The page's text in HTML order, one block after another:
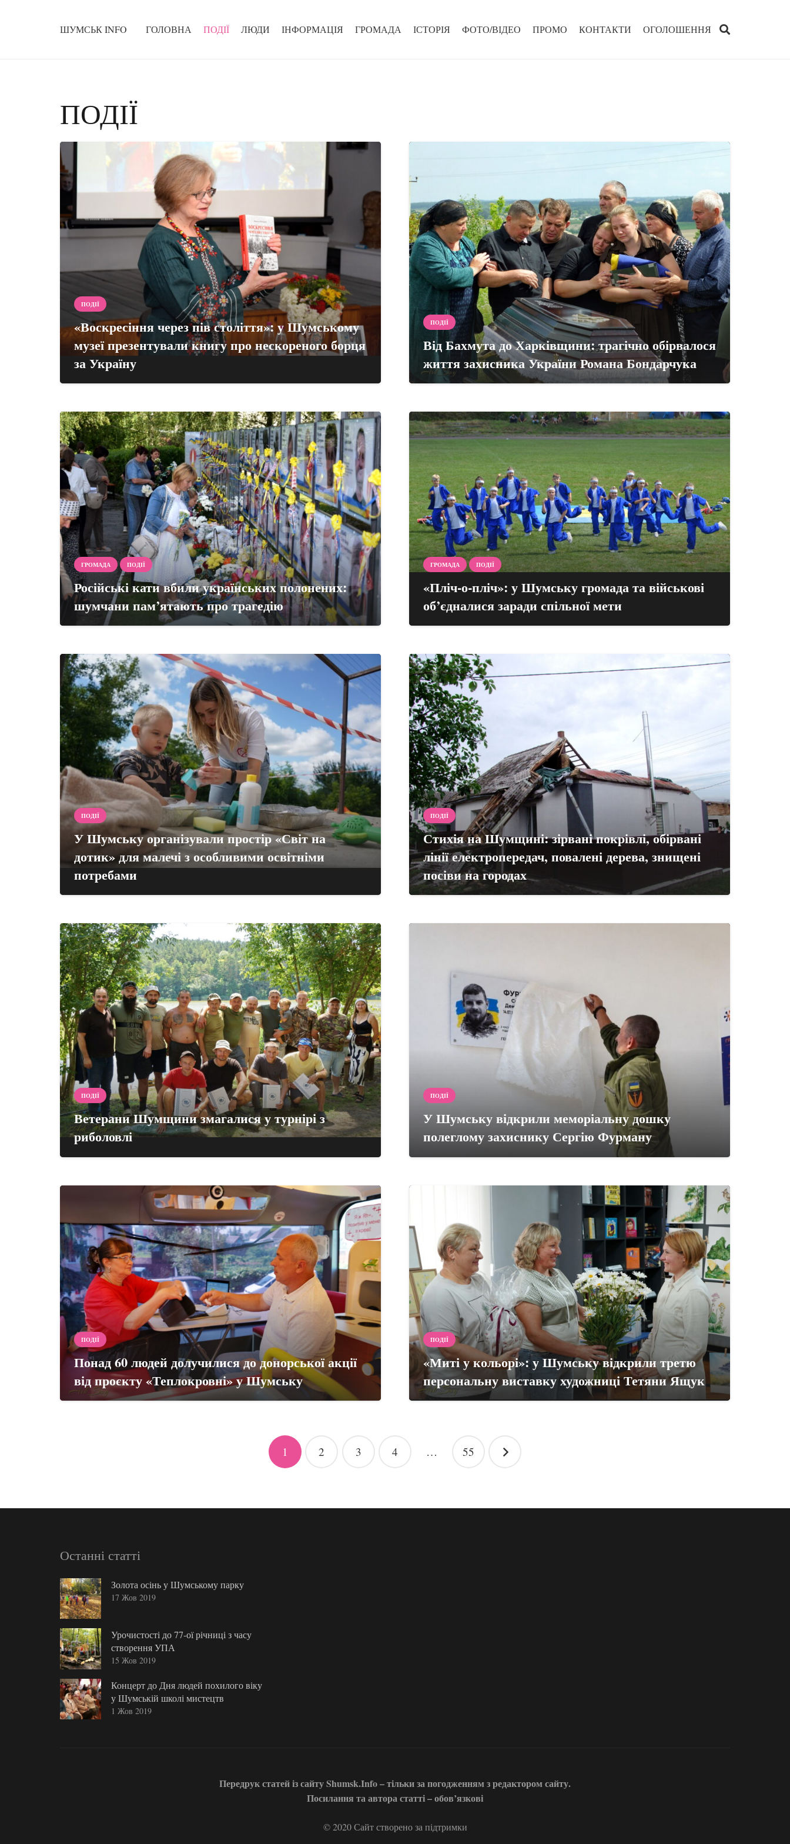
ШУМСЬК INFO ГОЛОВНА ПОДІЇ ЛЮДИ ІНФОРМАЦІЯ ГРОМАДА ІСТОРІЯ ФОТО/ВІДЕО ПРОМО КОНТАКТИ ОГОЛОШЕННЯ
ПОДІЇ
ПОДІЇ
«Воскресіння через пів століття»: у Шумському
музеї презентували книгу про нескореного борця
за Україну
ПОДІЇ
Від Бахмута до Харківщини: трагічно обірвалося
життя захисника України Романа Бондарчука
ГРОМАДА ПОДІЇ
Російські кати вбили українських полонених:
шумчани пам’ятають про трагедію
ГРОМАДА ПОДІЇ
«Пліч-о-пліч»: у Шумську громада та військові
об’єдналися заради спільної мети
ПОДІЇ
У Шумську організували простір «Світ на
дотик» для малечі з особливими освітніми
потребами
ПОДІЇ
Стихія на Шумщині: зірвані покрівлі, обірвані
лінії електропередач, повалені дерева, знищені
посіви на городах
ПОДІЇ
Ветерани Шумщини змагалися у турнірі з
риболовлі
ПОДІЇ
У Шумську відкрили меморіальну дошку
полеглому захиснику Сергію Фурману
ПОДІЇ
Понад 60 людей долучилися до донорської акції
від проєкту «Теплокровні» у Шумську
ПОДІЇ
«Миті у кольорі»: у Шумську відкрили третю
персональну виставку художниці Тетяни Ящук
1 2 3 4 … 55
Останні статті
Золота осінь у Шумському парку
17 Жов 2019
Урочистості до 77-ої річниці з часу
створення УПА
15 Жов 2019
Концерт до Дня людей похилого віку
у Шумській школі мистецтв
1 Жов 2019
Передрук статей із сайту Shumsk.Info – тільки за погодженням з редактором сайту.
Посилання та автора статті – обов’язкові
© 2020 Сайт створено за підтримки